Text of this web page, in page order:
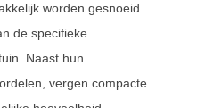
worden gesnoeid
de specifieke
Naast hun
vergen compacte